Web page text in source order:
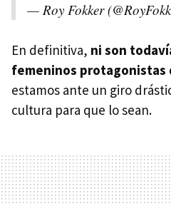
— Roy Fokker
En definitiva, ni son
femeninos protagonistas
estamos ante un giro
cultura para que lo sean.